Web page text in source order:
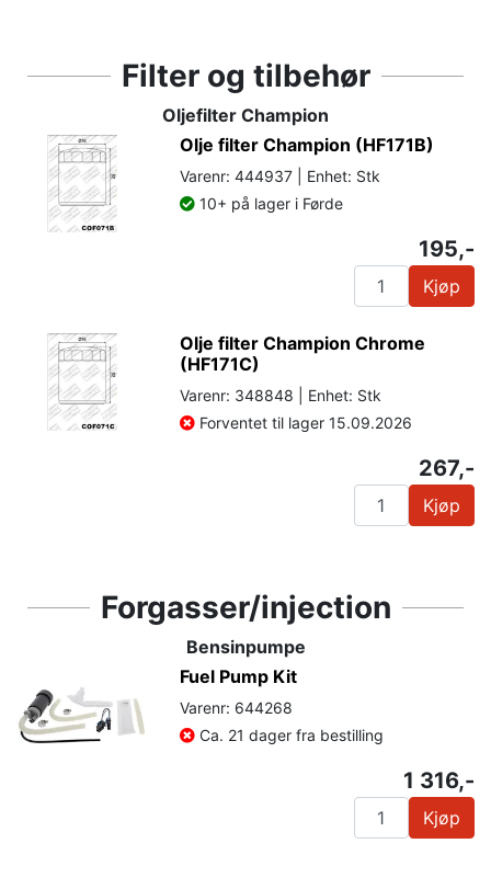
Filter og tilbehør
Oljefilter Champion
Olje filter Champion (HF171B)
Varenr: 444937 | Enhet: Stk
10+ på lager i Førde
195,-
Kjøp
Olje filter Champion Chrome
(HF171C)
Varenr: 348848 | Enhet: Stk
Forventet til lager 15.09.2026
267,-
Kjøp
Forgasser/injection
Bensinpumpe
Fuel Pump Kit
Varenr: 644268
Ca. 21 dager fra bestilling
1 316,-
Kjøp